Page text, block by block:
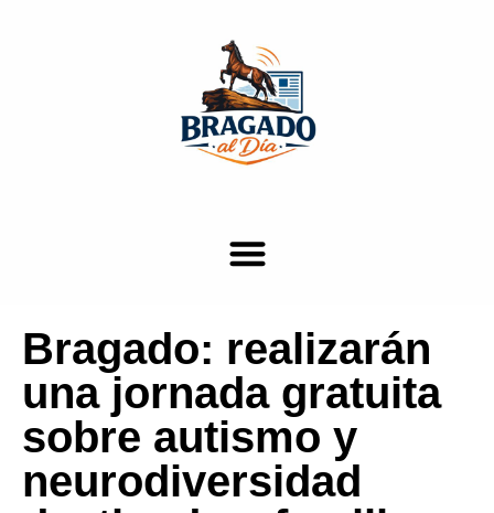
Bragado: realizarán
una jornada gratuita
sobre autismo y
neurodiversidad